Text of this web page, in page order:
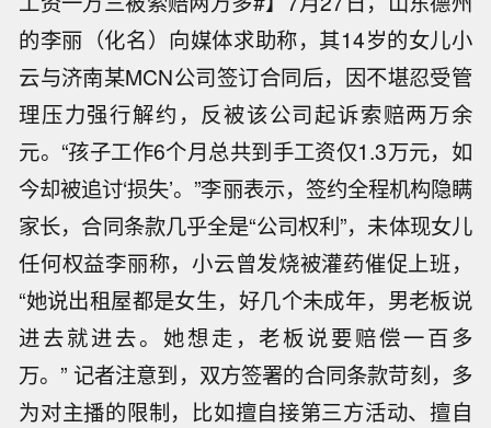
的李丽（化名）向媒体求助称，其14岁的女儿小
云与济南某MCN公司签订合同后，因不堪忍受管
理压力强行解约，反被该公司起诉索赔两万余
元。“孩子工作6个月总共到手工资仅1.3万元，如
今却被追讨‘损失’。”李丽表示，签约全程机构隐瞒
家长，合同条款几乎全是“公司权利”，未体现女儿
任何权益李丽称，小云曾发烧被灌药催促上班，
“她说出租屋都是女生，好几个未成年，男老板说
进去就进去。她想走，老板说要赔偿一百多
万。” 记者注意到，双方签署的合同条款苛刻，多
为对主播的限制，比如擅自接第三方活动、擅自